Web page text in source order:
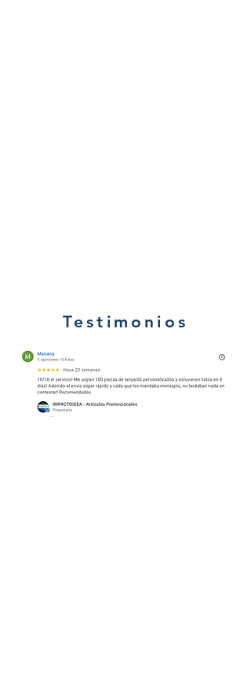
Testimonios